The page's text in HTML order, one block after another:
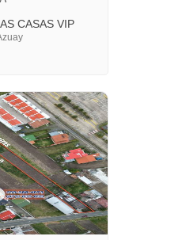
CASAS VIP